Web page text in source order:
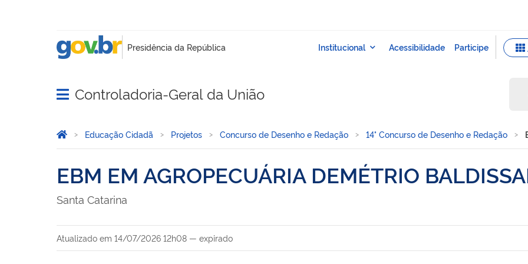
Abrir menu principal de navegação
Controladoria-Geral da União
Você está aqui:
Página Inicial
Educação Cidadã Projetos Concurso de Desenho e Redação 14° Concurso de Desenho e Redação
EBM EM AGROPECUÁRIA DEMÉTRIO
Santa Catarina
Atualizado em 14/07/2026 12h08 — expirado